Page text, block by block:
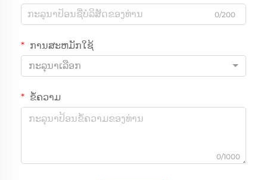
0/200
ການສະຫມັກໃຊ້
ກະລຸນາເລືອກ
ຂໍ້ຄວາມ
0/1000